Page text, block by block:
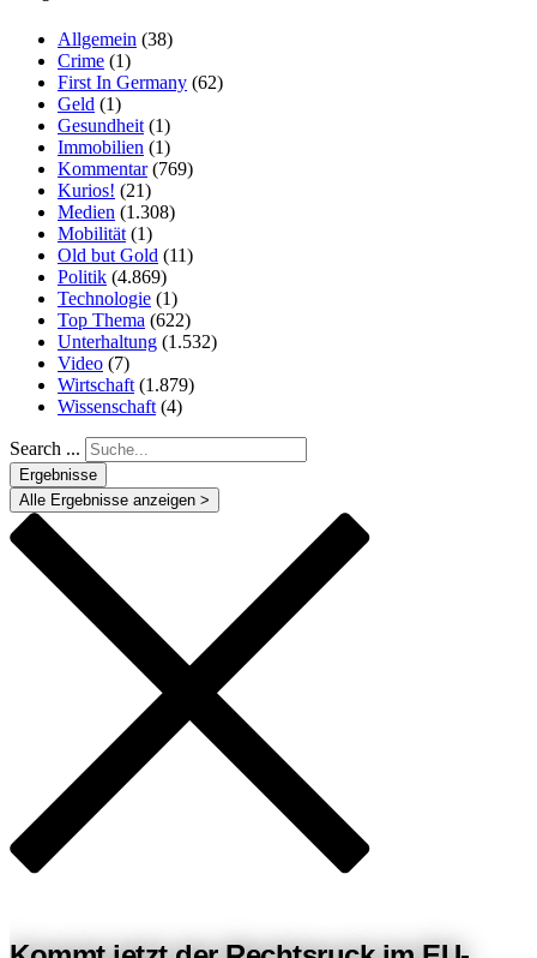
Allgemein (38)
Crime (1)
First In Germany (62)
Geld (1)
Gesundheit (1)
Immobilien (1)
Kommentar(769)
Kurios! (21)
Medien (1.308)
Mobilität (1)
Old but Gold (11)
Politik (4.869)
Technologie (1)
Top Thema (622)
Unterhaltung (1.532)
Video (7)
Wirtschaft (1.879)
Wissenschaft (4)
Search ...
Ergebnisse
Alle Ergebnisse anzeigen >